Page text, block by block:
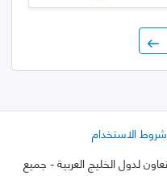
شروط الاستخدام
- جميع